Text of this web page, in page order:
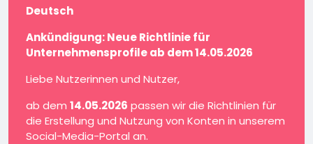
Deutsch
Ankündigung: Neue Richtlinie für
Unternehmensprofile ab dem 14.05.2026
Liebe Nutzerinnen und Nutzer,
ab dem 14.05.2026 passen wir die Richtlinien für
die Erstellung und Nutzung von Konten in unserem
Social-Media-Portal an.